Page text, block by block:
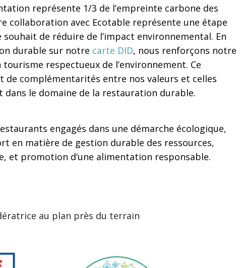
représente 1/3 de l’empreinte carbone des
collaboration avec Ecotable représente une étape
de réduire de l’impact environnemental. En
durable sur notre carte DID, nous renforçons notre
respectueux de l’environnement. Ce
de complémentarités entre nos valeurs et celles
dans le domaine de la restauration durable.
engagés dans une démarche écologique,
en matière de gestion durable des ressources,
et promotion d’une alimentation responsable.
au plan près du terrain